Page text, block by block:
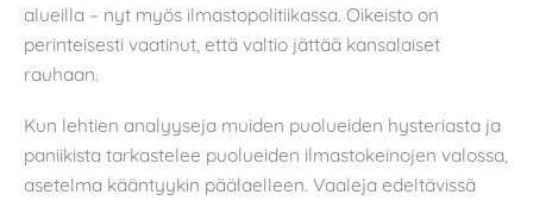
alueilla – nyt myös ilmastopolitiikassa. Oikeisto on
perinteisesti vaatinut, että valtio jättää kansalaiset
rauhaan.
Kun lehtien analyyseja muiden puolueiden hysteriasta ja
paniikista tarkastelee puolueiden ilmastokeinojen valossa,
asetelma kääntyykin päälaelleen. Vaaleja edeltävissä